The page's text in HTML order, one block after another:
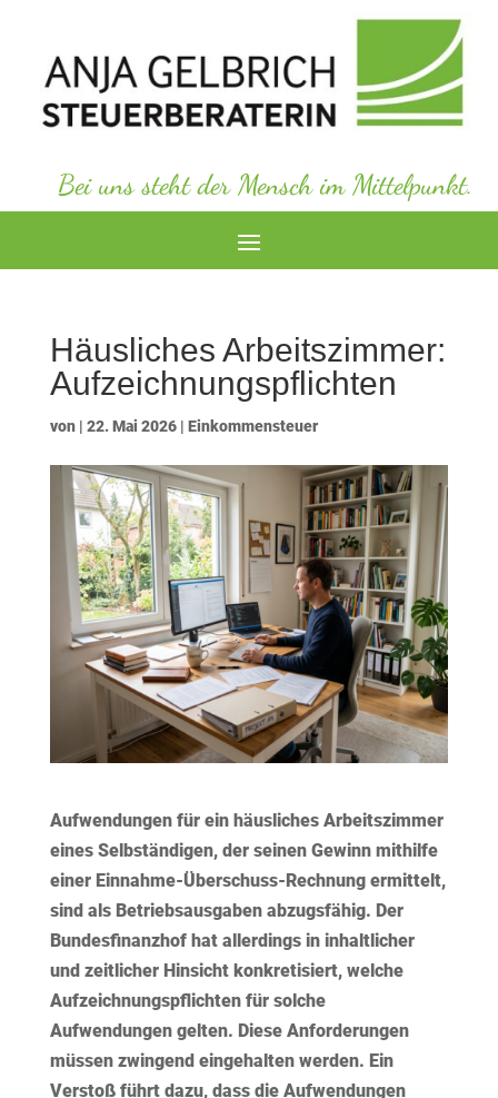
Bei uns steht der Mensch im Mittelpunkt.
Häusliches Arbeitszimmer:
Aufzeichnungspflichten
von | 22. Mai 2026| Einkommensteuer
Aufwendungen für ein häusliches Arbeitszimmer
eines Selbständigen, der seinen Gewinn mithilfe
einer Einnahme-Überschuss-Rechnung ermittelt,
sind als Betriebsausgaben abzugsfähig. Der
Bundesfinanzhof hat allerdings in inhaltlicher
und zeitlicher Hinsicht konkretisiert, welche
Aufzeichnungspflichten für solche
Aufwendungen gelten. Diese Anforderungen
müssen zwingend eingehalten werden. Ein
Verstoß führt dazu, dass die Aufwendungen